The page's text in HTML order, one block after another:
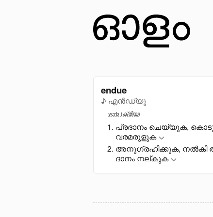
endue
♪ എൻഡ്യൂ
verb (ക്രിയ)
പ്രദാനം ചെയ്യുക,
വരമരുളുക
അനുഗ്രഹിക്കുക, നൽകി
ദാനം നല്കുക